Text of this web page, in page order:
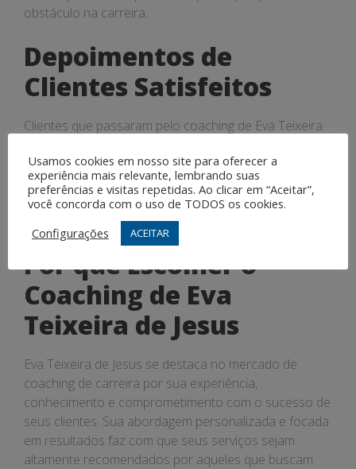
obstáculo na carreira.
Depoimentos de
Clientes Satisfeitos
Clientes que passaram pelo coaching de Eva Teixeira
suas vidas profissionais, com relatos de superação de
desafios, aumento da autoconfiança e conquista de
objetivos de carreira. A abordagem personalizada da
coach é fundamental para o sucesso de seus clientes.
Por que Escolher o
Coaching de Eva
Teixeira de Jesus
Eva Teixeira de Jesus se destaca no mercado de
coaching de carreira por sua experiência,
conhecimento e comprometimento com o sucesso de
seus clientes. Sua abordagem personalizada e focada
em resultados faz com que seus serviços sejam
altamente recomendados por aqueles que buscam
Usamos cookies em nosso site para oferecer a
experiência mais relevante, lembrando suas
preferências e visitas repetidas. Ao clicar em “Aceitar”,
você concorda com o uso de TODOS os cookies.
Configurações
ACEITAR